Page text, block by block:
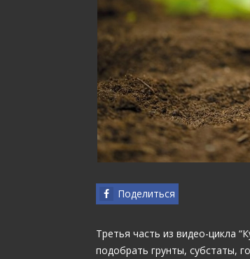
Поделиться
Третья часть из видео-цикла
подобрать грунты, субстаты,